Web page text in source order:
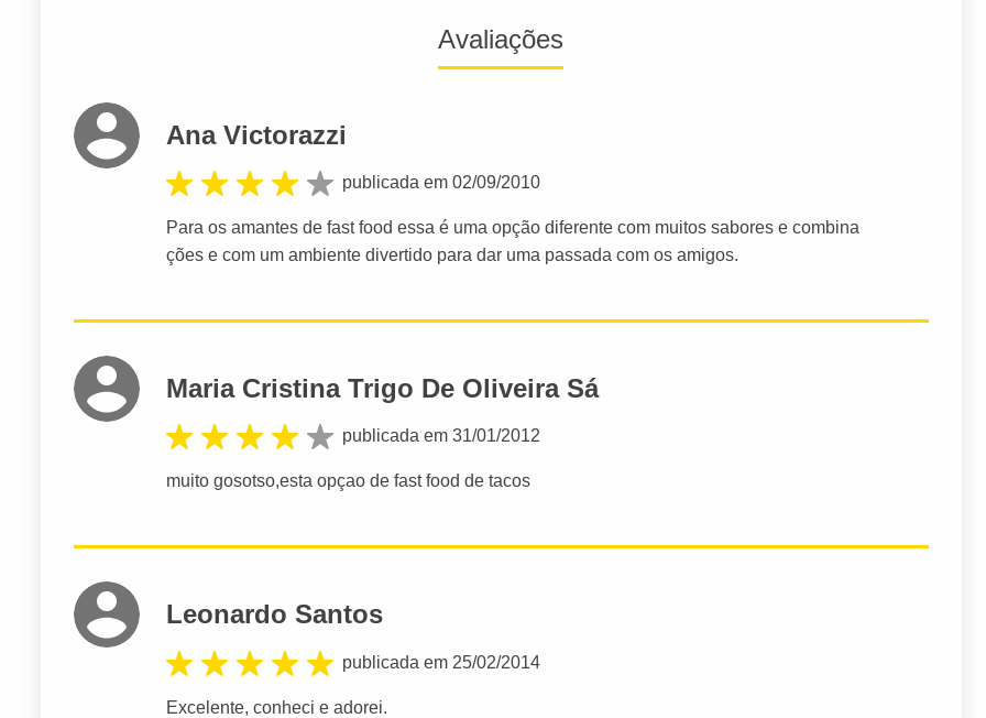
Avaliações
Ana Victorazzi
publicada em 02/09/2010
Para os amantes de fast food essa é uma opção diferente com muitos sabores e combina
ções e com um ambiente divertido para dar uma passada com os amigos.
Maria Cristina Trigo De Oliveira Sá
publicada em 31/01/2012
muito gosotso,esta opçao de fast food de tacos
Leonardo Santos
publicada em 25/02/2014
Excelente, conheci e adorei.